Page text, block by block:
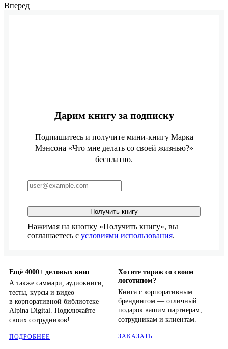
Вперед
Дарим книгу за подписку
Подпишитесь и получите мини-книгу Марка
Мэнсона «Что мне делать со своей жизнью?»
бесплатно.
Получить книгу
Нажимая на кнопку «Получить книгу», вы
соглашаетесь с условиями использования.
Ещё 4000+ деловых книг
А также саммари, аудиокниги,
тесты, курсы и видео –
в корпоративной библиотеке
Alpina Digital. Подключайте
своих сотрудников!
ПОДРОБНЕЕ
Хотите тираж со своим
логотипом?
Книга с корпоративным
брендингом — отличный
подарок вашим партнерам,
сотрудникам и клиентам.
ЗАКАЗАТЬ